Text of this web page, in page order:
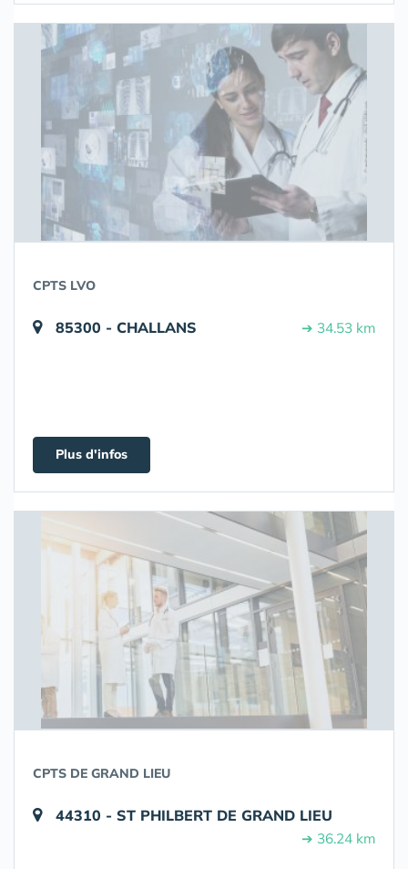
CPTS LVO
85300 - CHALLANS ➔ 34.53 km
Plus d'infos
CPTS DE GRAND LIEU
44310 - ST PHILBERT DE GRAND LIEU
➔ 36.24 km